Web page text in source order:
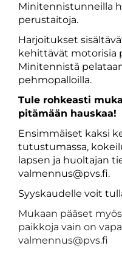
Minitennistunneilla
perustaitoja.
Harjoitukset
kehittävät motorisia
Minitennistä
pehmopalloilla.
Tule rohkeasti
pitämään hauskaa!
Ensimmäiset kaksi
tutustumassa,
lapsen ja huoltajan
valmennus@pvs.fi.
Syyskaudelle voit
Mukaan pääset
paikkoja vain on
valmennus@pvs.fi